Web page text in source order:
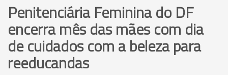
Penitenciária Feminina do DF
encerra mês das mães com dia
de cuidados com a beleza para
reeducandas